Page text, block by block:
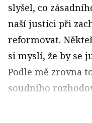
slyšel, co
naší justici při
reformovat.
si myslí, že by se
Podle mě zrovna
soudního